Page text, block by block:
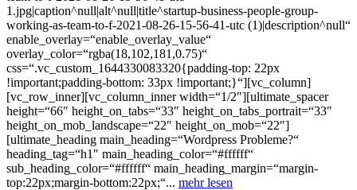
1.jpg|caption^null|alt^null|title^startup-business-people-group-
working-as-team-to-f-2021-08-26-15-56-41-utc (1)|description^null“
enable_overlay=“enable_overlay_value“
overlay_color=“rgba(18,102,181,0.75)“
css=“.vc_custom_1644330083320{padding-top: 22px
!important;padding-bottom: 33px !important;}“][vc_column]
[vc_row_inner][vc_column_inner width=“1/2″][ultimate_spacer
height=“66″ height_on_tabs=“33″ height_on_tabs_portrait=“33″
height_on_mob_landscape=“22″ height_on_mob=“22″]
[ultimate_heading main_heading=“Wordpress Probleme?“
heading_tag=“h1″ main_heading_color=“#ffffff“
sub_heading_color=“#ffffff“ main_heading_margin=“margin-
top:22px;margin-bottom:22px;“... mehr lesen